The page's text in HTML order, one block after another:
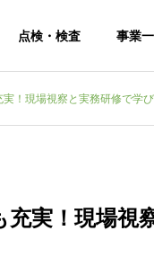
点検・検査 事業
実！現場視察と実務研修で学
充実！現場視